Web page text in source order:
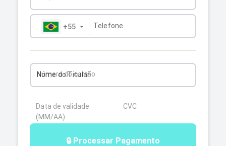
+55 arrow_drop_down Telefone
Número do cartão
Nome do Titular
Data de validade
(MM/AA)
CVC
🔒 Processar Pagamento